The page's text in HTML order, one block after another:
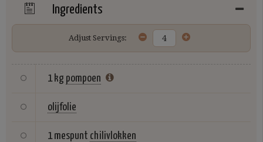
Ingredients
Adjust Servings:
1 kg pompoen
olijfolie
1 mespunt chilivlokken